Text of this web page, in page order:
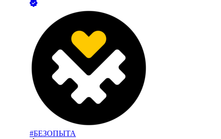
#БЕЗОПЫТА